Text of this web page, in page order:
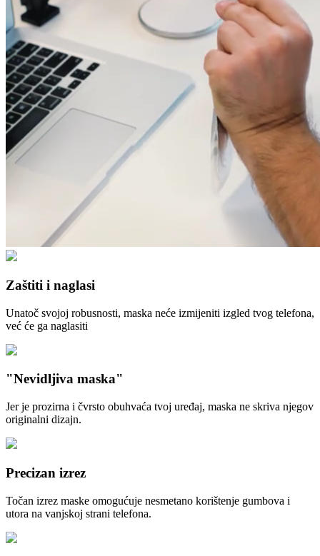
Zaštiti i naglasi
Unatoč svojoj robusnosti, maska neće izmijeniti izgled tvog telefona,
već će ga naglasiti
"Nevidljiva maska"
Jer je prozirna i čvrsto obuhvaća tvoj uređaj, maska ne skriva njegov
originalni dizajn.
Precizan izrez
Točan izrez maske omogućuje nesmetano korištenje gumbova i
utora na vanjskoj strani telefona.